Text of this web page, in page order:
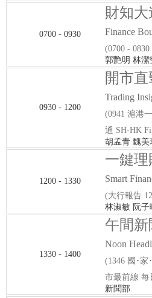
0700 - 0930
財知大
Finance
(0700 -
郭艷明 林潔
0930 - 1200
開市直
Trading
(0941 滬港
通 SH-HK
胡孟青 魏美
1200 - 1330
一鍵理
Smart
(大行報告
林淑敏 阮子
1330 - 1400
午間新
Noon
(1346 國･家
市最前線 每
新聞部